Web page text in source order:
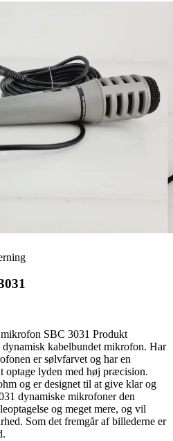
SBC 3031 Produkt
kabelbundet mikrofon. Har
er sølvfarvet og har en
optage lyden med høj præcision.
og er designet til at give klar og
dynamiske mikrofoner den
og meget mere, og vil
Som det fremgår af billederne er